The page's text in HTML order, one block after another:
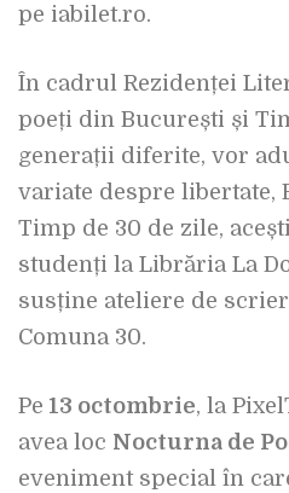
pe iabilet.ro.
În cadrul Rezidenței
poeți din București și
generații diferite, vor
variate despre libertate,
Timp de 30 de zile,
studenți la Librăria La
susține ateliere de
Comuna 30.
Pe 13 octombrie, la
avea loc Nocturna de
eveniment special în